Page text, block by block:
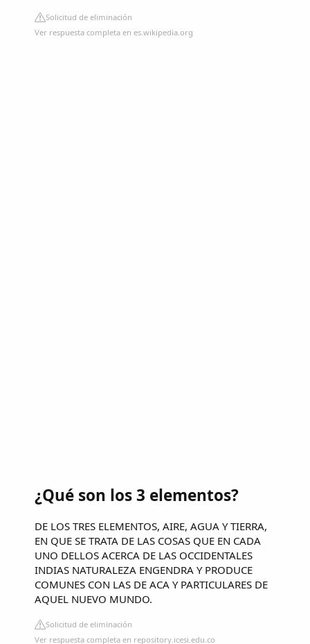
Solicitud de eliminación
Ver respuesta completa en es.wikipedia.org
¿Qué son los 3 elementos?
DE LOS TRES ELEMENTOS, AIRE, AGUA Y TIERRA,
EN QUE SE TRATA DE LAS COSAS QUE EN CADA
UNO DELLOS ACERCA DE LAS OCCIDENTALES
INDIAS NATURALEZA ENGENDRA Y PRODUCE
COMUNES CON LAS DE ACA Y PARTICULARES DE
AQUEL NUEVO MUNDO.
Solicitud de eliminación
Ver respuesta completa en repository.icesi.edu.co